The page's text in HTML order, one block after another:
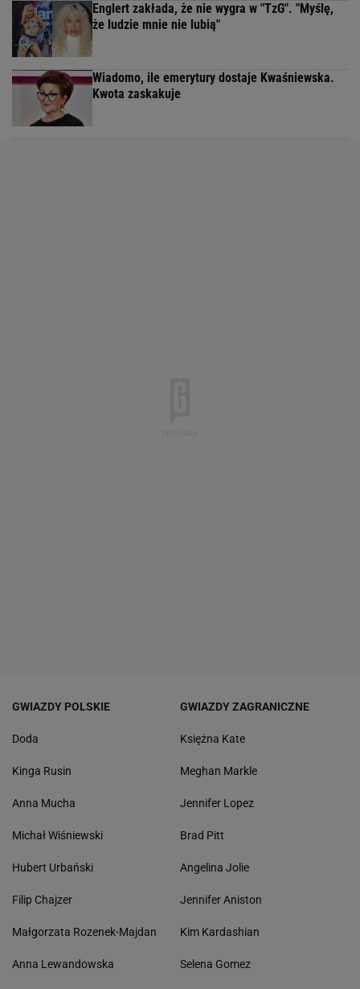
Englert zakłada, że nie wygra w "TzG". "Myślę,
że ludzie mnie nie lubią"
Wiadomo, ile emerytury dostaje Kwaśniewska.
Kwota zaskakuje
GWIAZDY POLSKIE
Doda
Kinga Rusin
Anna Mucha
Michał Wiśniewski
Hubert Urbański
Filip Chajzer
Małgorzata Rozenek-Majdan
Anna Lewandowska
GWIAZDY ZAGRANICZNE
Księżna Kate
Meghan Markle
Jennifer Lopez
Brad Pitt
Angelina Jolie
Jennifer Aniston
Kim Kardashian
Selena Gomez